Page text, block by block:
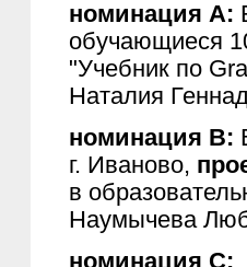
номинация А:
обучающиеся
"Учебник по
Наталия
номинация В:
г. Иваново,
в
Наумычева